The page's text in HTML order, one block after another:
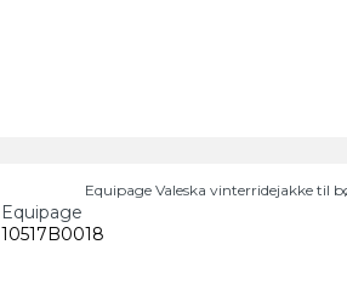
Equipage Valeska vinterridejakke til
Equipage
10517B0018